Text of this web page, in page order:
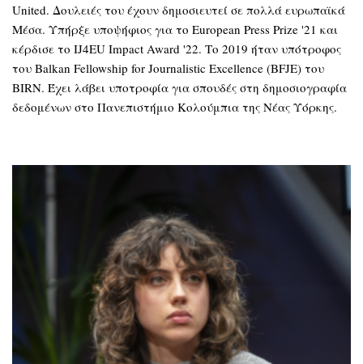
United. Δουλειές του έχουν δημοσιευτεί σε πολλά ευρωπαϊκά
Μέσα. Υπήρξε υποψήφιος για το European Press Prize '21 και
κέρδισε το IJ4EU Impact Award '22. Το 2019 ήταν υπότροφος
του Balkan Fellowship for Journalistic Excellence (BFJE) του
BIRN. Έχει λάβει υποτροφία για σπουδές στη δημοσιογραφία
δεδομένων στο Πανεπιστήμιο Κολούμπια της Νέας Υόρκης.